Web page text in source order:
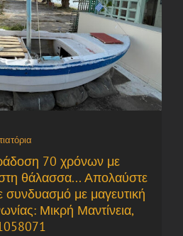
70 χρόνων με
θάλασσα... Απολαύστε
συνδυασμό με μαγευτική
Μικρή Μαντίνεια,